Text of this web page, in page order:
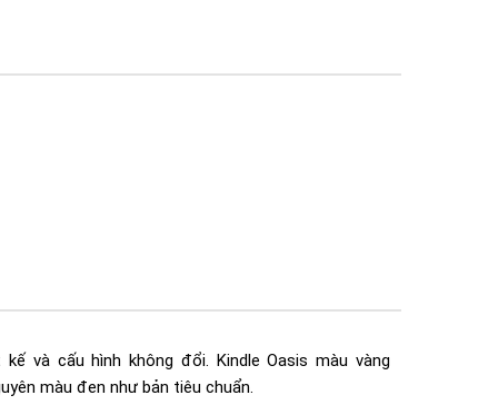
và cấu hình không đổi. Kindle Oasis màu vàng
màu đen như bản tiêu chuẩn.